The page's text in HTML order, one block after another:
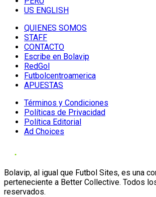
US ENGLISH
QUIENES SOMOS
STAFF
CONTACTO
Escribe en Bolavip
RedGol
Futbolcentroamerica
APUESTAS
Términos y Condiciones
Políticas de Privacidad
Política Editorial
Ad Choices
Bolavip, al igual que Futbol Sites, es una
perteneciente a Better Collective. Todos
reservados.